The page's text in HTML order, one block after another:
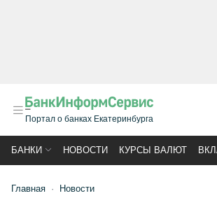
Портал о банках Екатеринбурга
БАНКИ НОВОСТИ КУРСЫ ВАЛЮТ
Главная Новости